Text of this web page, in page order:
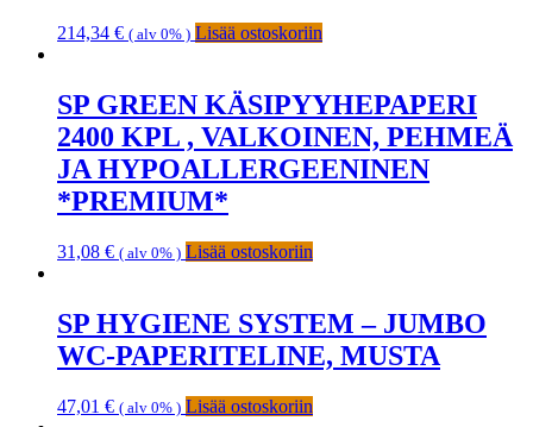
214,34 € ( alv 0% ) Lisää ostoskoriin
SP GREEN KÄSIPYYHEPAPERI
2400 KPL , VALKOINEN, PEHMEÄ
JA HYPOALLERGEENINEN
*PREMIUM*
31,08 € ( alv 0% ) Lisää ostoskoriin
SP HYGIENE SYSTEM – JUMBO
WC-PAPERITELINE, MUSTA
47,01 € ( alv 0% ) Lisää ostoskoriin